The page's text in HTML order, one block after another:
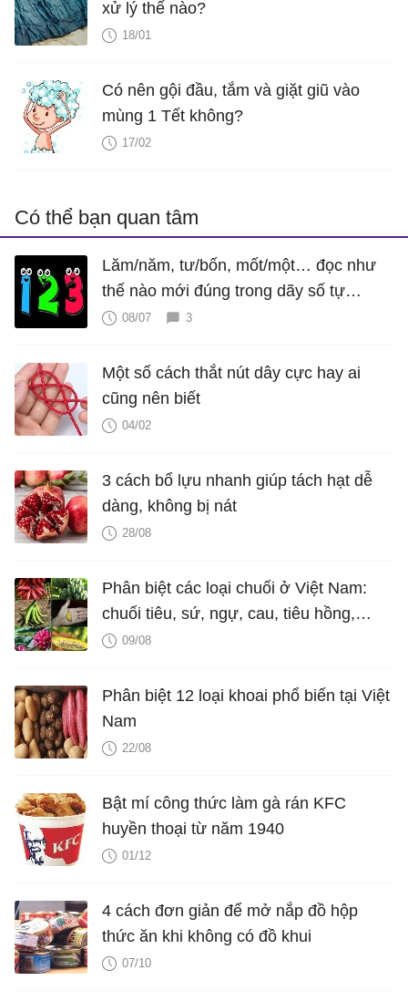
xử lý thế nào?
18/01
Có nên gội đầu, tắm và giặt giũ vào
mùng 1 Tết không?
17/02
Có thể bạn quan tâm
Lăm/năm, tư/bốn, mốt/một… đọc như
thế nào mới đúng trong dãy số tự
nhiên?
08/07 3
Một số cách thắt nút dây cực hay ai
cũng nên biết
04/02
3 cách bổ lựu nhanh giúp tách hạt dễ
dàng, không bị nát
28/08
Phân biệt các loại chuối ở Việt Nam:
chuối tiêu, sứ, ngự, cau, tiêu hồng,
ngốp...
09/08
Phân biệt 12 loại khoai phổ biến tại Việt
Nam
22/08
Bật mí công thức làm gà rán KFC
huyền thoại từ năm 1940
01/12
4 cách đơn giản để mở nắp đồ hộp
thức ăn khi không có đồ khui
07/10